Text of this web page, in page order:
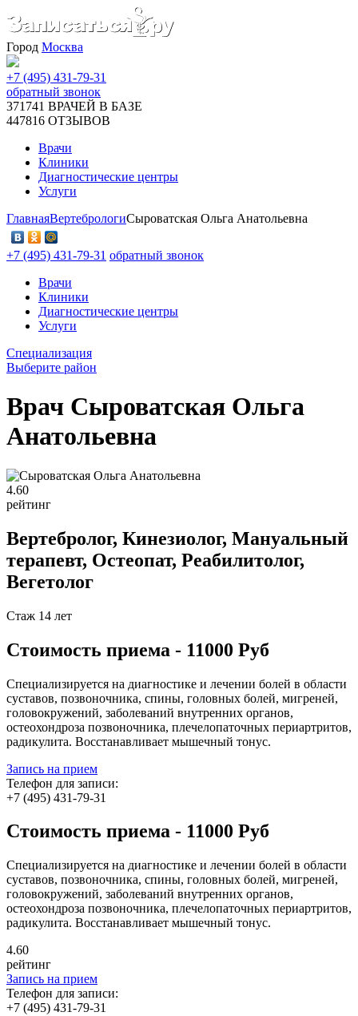
Город Москва
+7 (495) 431-79-31
обратный звонок
371741 ВРАЧЕЙ В БАЗЕ
447816 ОТЗЫВОВ
Врачи
Клиники
Диагностические центры
Услуги
ГлавнаяВертебрологиСыроватская Ольга Анатольевна
+7 (495) 431-79-31 обратный звонок
Врачи
Клиники
Диагностические центры
Услуги
Специализация
Выберите район
Врач Сыроватская Ольга
Анатольевна
4.60
рейтинг
Вертебролог, Кинезиолог, Мануальный
терапевт, Остеопат, Реабилитолог,
Вегетолог
Стаж 14 лет
Стоимость приема - 11000 Руб
Специализируется на диагностике и лечении болей в области
суставов, позвоночника, спины, головных болей, мигреней,
головокружений, заболеваний внутренних органов,
остеохондроза позвоночника, плечелопаточных периартритов,
радикулита. Восстанавливает мышечный тонус.
Запись на прием
Телефон для записи:
+7 (495) 431-79-31
Стоимость приема - 11000 Руб
Специализируется на диагностике и лечении болей в области
суставов, позвоночника, спины, головных болей, мигреней,
головокружений, заболеваний внутренних органов,
остеохондроза позвоночника, плечелопаточных периартритов,
радикулита. Восстанавливает мышечный тонус.
4.60
рейтинг
Запись на прием
Телефон для записи:
+7 (495) 431-79-31